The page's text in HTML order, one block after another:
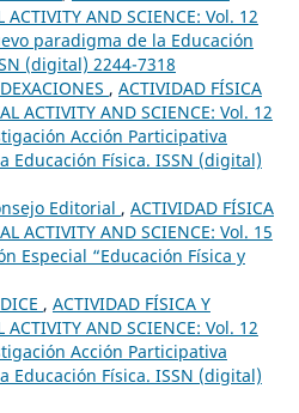
ACTIVITY AND SCIENCE: Vol. 12
paradigma de la Educación
(digital) 2244-7318
, ACTIVIDAD FÍSICA
ACTIVITY AND SCIENCE: Vol. 12
Acción Participativa
Educación Física. ISSN (digital)
Editorial , ACTIVIDAD FÍSICA
ACTIVITY AND SCIENCE: Vol. 15
Especial “Educación Física y
, ACTIVIDAD FÍSICA Y
ACTIVITY AND SCIENCE: Vol. 12
Acción Participativa
Educación Física. ISSN (digital)